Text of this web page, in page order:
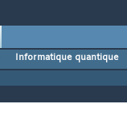
Informatique quantique